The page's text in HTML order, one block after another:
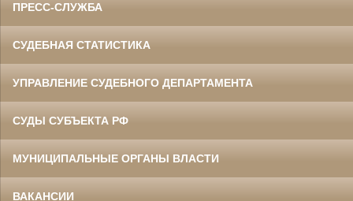
ПРЕСС-СЛУЖБА
СУДЕБНАЯ СТАТИСТИКА
УПРАВЛЕНИЕ СУДЕБНОГО ДЕПАРТАМЕНТА
СУДЫ СУБЪЕКТА РФ
МУНИЦИПАЛЬНЫЕ ОРГАНЫ ВЛАСТИ
ВАКАНСИИ